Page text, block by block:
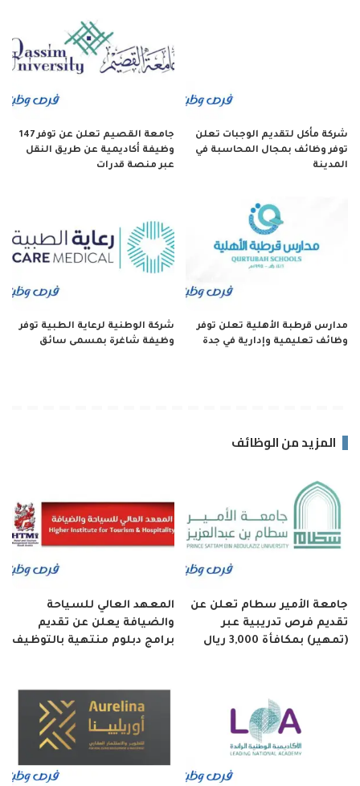
شركة مأكل لتقديم الوجبات تعلن
توفر وظائف بمجال المحاسبة في
المدينة
جامعة القصيم تعلن عن توفر 147
وظيفة أكاديمية عن طريق النقل
عبر منصة قدرات
مدارس قرطبة الأهلية تعلن توفر
وظائف تعليمية وإدارية في جدة
شركة الوطنية لرعاية الطبية توفر
وظيفة شاغرة بمسمى سائق
المزيد من الوظائف
جامعة الأمير سطام تعلن عن
تقديم فرص تدريبية عبر
(تمهير) بمكافأة 3,000 ريال
المعهد العالي للسياحة
والضيافة يعلن عن تقديم
برامج دبلوم منتهية بالتوظيف